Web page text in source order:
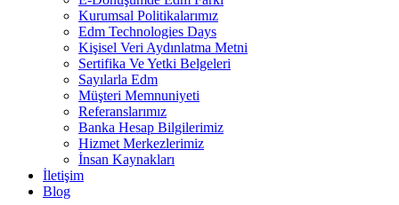
Kurumsal Politikalarımız
Edm Technologies Days
Kişisel Veri Aydınlatma Metni
Sertifika Ve Yetki Belgeleri
Sayılarla Edm
Müşteri Memnuniyeti
Referanslarımız
Banka Hesap Bilgilerimiz
Hizmet Merkezlerimiz
İnsan Kaynakları
İletişim
Blog